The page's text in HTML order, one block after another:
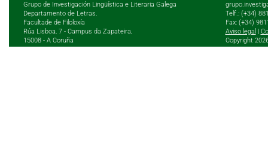
Grupo de Investigación Lingüística e Literaria Galega
Departamento de Letras.
Facultade de Filoloxía
Rúa Lisboa, 7 - Campus da Zapateira,
15008 - A Coruña
Telf.: (+34)
Fax: (+34)
Aviso legal
Copyright